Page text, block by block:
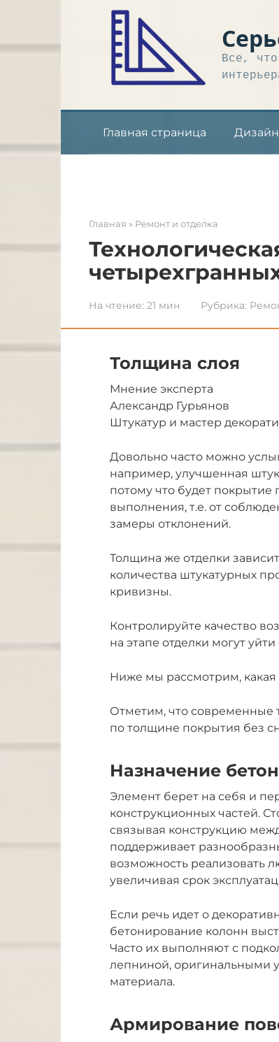
Все,
Главная страница Дизайн
Главная » Ремонт и отделка
На чтение: 21 мин Рубрика:
Толщина слоя
Мнение эксперта
Александр Гурьянов
Штукатур и мастер
Довольно часто можно
например, улучшенная
потому что будет
выполнения, т.е. от
замеры отклонений.
Толщина же отделки
количества штукатурных
кривизны.
Контролируйте качество
на этапе отделки могут
Ниже мы рассмотрим, какая
Отметим, что современные
по толщине покрытия без
Назначение
Элемент берет на себя и
конструкционных частей.
связывая конструкцию
поддерживает
возможность реализовать
увеличивая срок
Если речь идет о
бетонирование колонн
Часто их выполняют с
лепниной, оригинальными
материала.
Армирование